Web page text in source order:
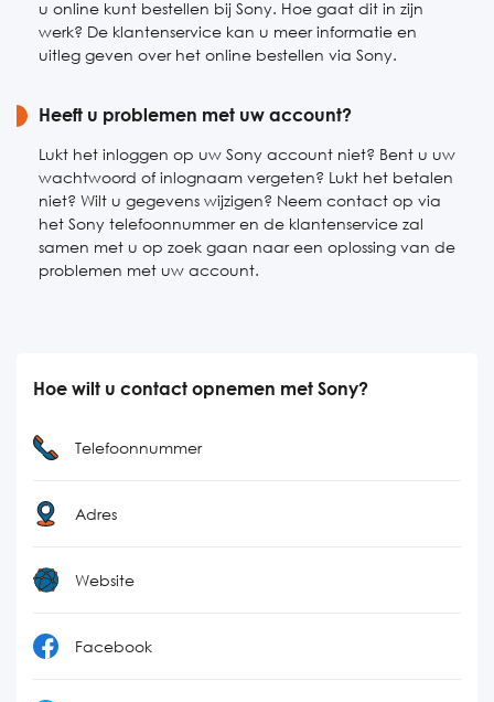
u online kunt bestellen bij Sony. Hoe gaat dit in zijn
werk? De klantenservice kan u meer informatie en
uitleg geven over het online bestellen via Sony.
Heeft u problemen met uw account?
Lukt het inloggen op uw Sony account niet? Bent u uw
wachtwoord of inlognaam vergeten? Lukt het betalen
niet? Wilt u gegevens wijzigen? Neem contact op via
het Sony telefoonnummer en de klantenservice zal
samen met u op zoek gaan naar een oplossing van de
problemen met uw account.
Hoe wilt u contact opnemen met Sony?
Telefoonnummer
Adres
Website
Facebook